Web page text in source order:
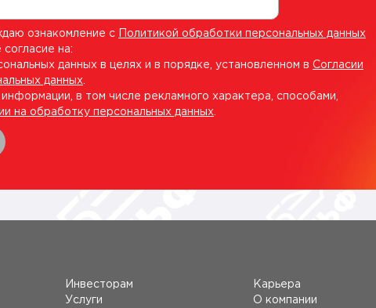
ознакомление с
Политикой обработки персональных данных
на:
данных в целях и в порядке, установленном в Согласии
данных
в том числе рекламного характера, способами,
на обработку персональных данных
Инвесторам
Услуги
Карьера
О компании